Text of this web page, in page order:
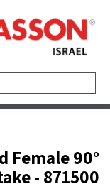
7 Grey/Elbows
Female
- 871500